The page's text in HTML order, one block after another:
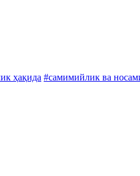
ҳақида #самимийлик ва